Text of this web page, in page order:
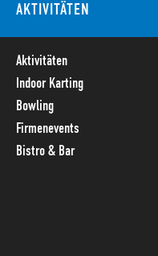
AKTIVITÄTEN
Aktivitäten
Indoor Karting
Bowling
Firmenevents
Bistro & Bar